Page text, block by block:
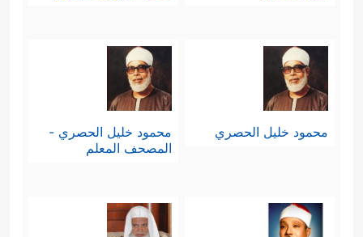
محمود خليل الحصري
محمود خليل الحصري -
المصحف المعلم